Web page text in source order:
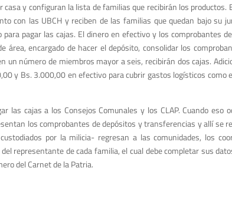
casa y configuran la lista de familias que recibirán los
con las UBCH y reciben de las familias que quedan bajo su
pagar las cajas. El dinero en efectivo y los comprobantes
área, encargado de hacer el depósito, consolidar los
un número de miembros mayor a seis, recibirán dos cajas.
y Bs. 3.000,00 en efectivo para cubrir gastos logísticos como
las cajas a los Consejos Comunales y los CLAP. Cuando eso
los comprobantes de depósitos y transferencias y allí se
por la milicia- regresan a las comunidades, los
representante de cada familia, el cual debe completar sus
del Carnet de la Patria.